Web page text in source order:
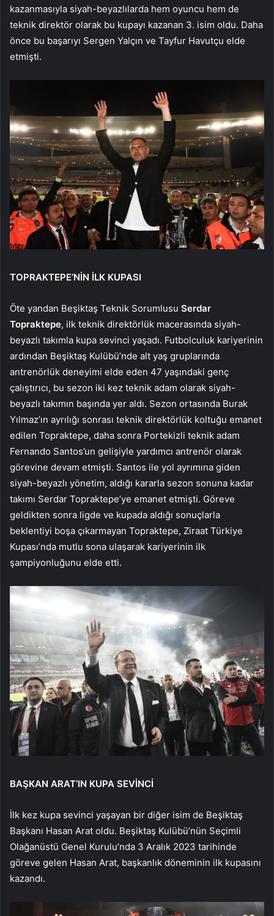
kazanmasıyla siyah-beyazlılarda hem oyuncu hem de
teknik direktör olarak bu kupayı kazanan 3. isim oldu. Daha
önce bu başarıyı Sergen Yalçın ve Tayfur Havutçu elde
etmişti.
TOPRAKTEPE’NİN İLK KUPASI
Öte yandan Beşiktaş Teknik Sorumlusu Serdar
Topraktepe, ilk teknik direktörlük macerasında siyah-
beyazlı takımla kupa sevinci yaşadı. Futbolculuk kariyerinin
ardından Beşiktaş Kulübü’nde alt yaş gruplarında
antrenörlük deneyimi elde eden 47 yaşındaki genç
çalıştırıcı, bu sezon iki kez teknik adam olarak siyah-
beyazlı takımın başında yer aldı. Sezon ortasında Burak
Yılmaz’ın ayrılığı sonrası teknik direktörlük koltuğu emanet
edilen Topraktepe, daha sonra Portekizli teknik adam
Fernando Santos’un gelişiyle yardımcı antrenör olarak
görevine devam etmişti. Santos ile yol ayrımına giden
siyah-beyazlı yönetim, aldığı kararla sezon sonuna kadar
takımı Serdar Topraktepe’ye emanet etmişti. Göreve
geldikten sonra ligde ve kupada aldığı sonuçlarla
beklentiyi boşa çıkarmayan Topraktepe, Ziraat Türkiye
Kupası’nda mutlu sona ulaşarak kariyerinin ilk
şampiyonluğunu elde etti.
BAŞKAN ARAT’IN KUPA SEVİNCİ
İlk kez kupa sevinci yaşayan bir diğer isim de Beşiktaş
Başkanı Hasan Arat oldu. Beşiktaş Kulübü’nün Seçimli
Olağanüstü Genel Kurulu’nda 3 Aralık 2023 tarihinde
göreve gelen Hasan Arat, başkanlık döneminin ilk kupasını
kazandı.